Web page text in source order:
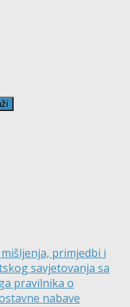
primjedbi i
savjetovanja sa
pravilnika o
nabave